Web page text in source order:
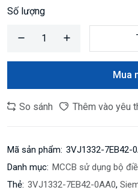
Số lượng
Mua
So sánh Thêm vào yêu
Mã sản phẩm: 3VJ1332-7EB42-
Danh mục: MCCB sử dụng bộ
Thẻ: 3VJ1332-7EB42-0AA0,